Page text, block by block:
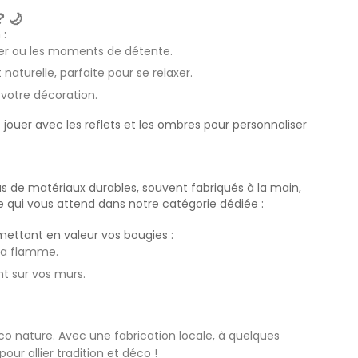
🌙
ou les moments de détente.
parfaite pour se relaxer.
décoration.
avec les reflets et les ombres pour personnaliser
de matériaux durables, souvent fabriqués à la main,
vous attend dans notre catégorie dédiée :
en valeur vos bougies :
flamme.
sur vos murs.
nature. Avec une fabrication locale, à quelques
allier tradition et déco !